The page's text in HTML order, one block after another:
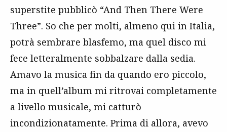
superstite pubblicò “And Then There Were
Three”. So che per molti, almeno qui in Italia,
potrà sembrare blasfemo, ma quel disco mi
fece letteralmente sobbalzare dalla sedia.
Amavo la musica fin da quando ero piccolo,
ma in quell’album mi ritrovai completamente
a livello musicale, mi catturò
incondizionatamente. Prima di allora, avevo